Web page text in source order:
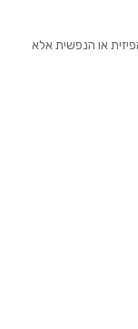
או הנפשית אלא